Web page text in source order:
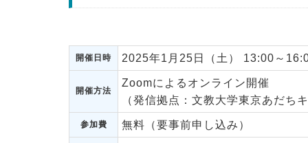
開催日時 2025年1月25日（土） 13:00～
開催方法
Zoomによるオンライン開催
（発信拠点：文教大学東京あだち
参加費 無料（要事前申し込み）